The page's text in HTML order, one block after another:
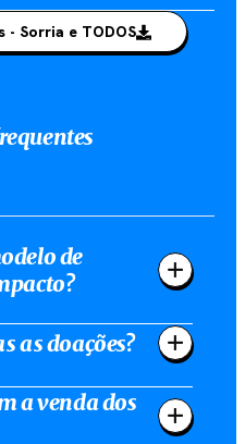
- Sorria e TODOS
de
as doações?
a venda dos